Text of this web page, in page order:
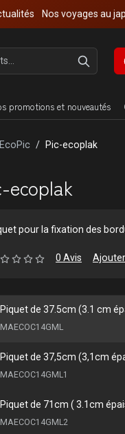
Nos voyages au
promotions et nouveautés
Pic-ecoplak
ecoplak
pour la fixation des
0 Avis
Piquet de 37.5cm (3.1 cm
MAECOC14GML
Piquet de 37,5cm (3,1cm
MAECOC14GML1
Piquet de 71cm ( 3.1cm
MAECOC14GML2